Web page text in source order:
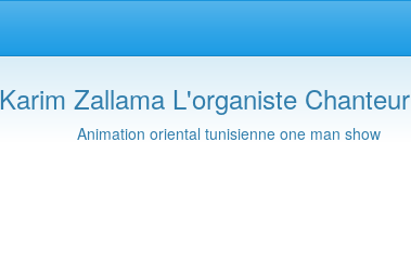
Karim Zallama L'organiste Chanteur
Animation oriental tunisienne one man show